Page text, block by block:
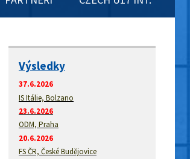
Výsledky
37.6.2026
IS Itálie, Bolzano
23.6.2026
ODM, Praha
20.6.2026
FS ČR, České Budějovice